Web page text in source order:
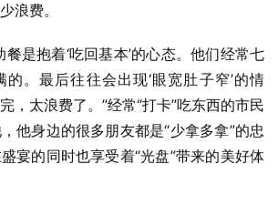
浪费。
餐是抱着‘吃回基本’的心态。他们经常七
。最后往往会出现‘眼宽肚子窄’的情
，太浪费了。”经常“打卡”吃东西的市民
他身边的很多朋友都是“少拿多拿”的忠
宴的同时也享受着“光盘”带来的美好体